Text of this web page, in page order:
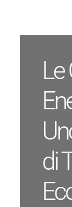
contenuto
di